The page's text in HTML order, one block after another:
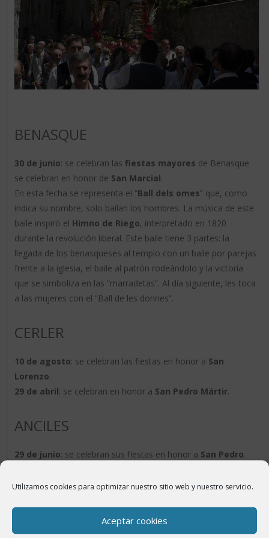
Utilizamos cookies para optimizar nuestro sitio web y nuestro servicio.
Aceptar cookies
BENASQUE
30 de junio: se celebran las fiestas mayores de Benasque
se celebran en honor de San Marcial.
En esta fecha se representa el “Ball dels omes” que, como
indica su nombre, solo bailan los hombres. La música de este
baile inspiró el Himno de Riego, interpretado en 1820
durante la revolución liberal. Este baile tiene 3 partes: la
llegada de los benasqueses al templo con un baile por parejas
frente a la iglesia, el baile al patrón rodeándolo y la victoria
que se simboliza en las “marradetas”. Al día siguiente, les toca
a las mujeres con el ”Ball de les donnes”.
CERLER
10 de agosto: se celebran las fiestas en honor a San
Lorenzo.
29 de abril: se celebran en honor a San Pedro Mártir.
ANCILES
29 de junio: se celebran sus fiestas en honor a San Pedro.
ÚLTIMAS NOTICIAS